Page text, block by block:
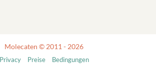
Molecaten © 2011 - 2026
Privacy Preise Bedingungen